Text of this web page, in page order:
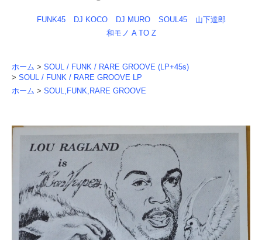
FUNK45 DJ KOCO DJ MURO SOUL45
山下達郎
和モノ A TO Z
ホーム > SOUL / FUNK / RARE GROOVE (LP+45s)
> SOUL / FUNK / RARE GROOVE LP
ホーム > SOUL,FUNK,RARE GROOVE